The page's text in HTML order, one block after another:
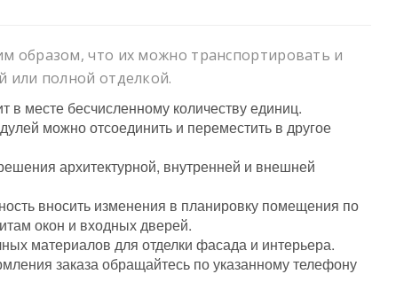
образом, что их можно транспортировать и
или полной отделкой.
в месте бесчисленному количеству единиц.
можно отсоединить и переместить в другое
архитектурной, внутренней и внешней
вносить изменения в планировку помещения по
окон и входных дверей.
материалов для отделки фасада и интерьера.
заказа обращайтесь по указанному телефону